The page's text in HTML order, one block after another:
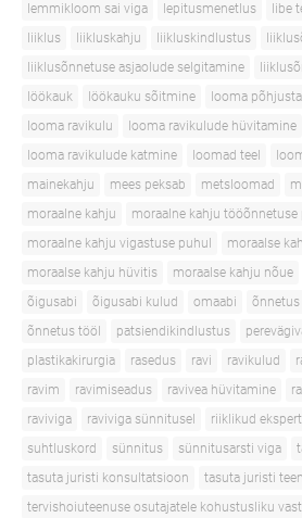
lemmikloom sai viga
lepitusmenetlus libe
liiklus
liikluskahju liikluskindlustus
liiklusõnnetuse asjaolude selgitamine
löökauk
löökauku sõitmine
looma
looma ravikulu
looma ravikulude hüvitamine
looma ravikulude katmine
loomad teel
mainekahju
mees peksab metsloomad
moraalne kahju
moraalne kahju tööõnnetuse
moraalne kahju vigastuse puhul
moraalse
moraalse kahju hüvitis
moraalse kahju nõue
õigusabi
õigusabi kulud omaabi õnnetus
õnnetus tööl
patsiendikindlustus
plastikakirurgia
rasedus ravi ravikulud
ravim
ravimiseadus ravivea hüvitamine
raviviga
raviviga sünnitusel riiklikud
suhtluskord
sünnitus sünnitusarsti viga
tasuta juristi konsultatsioon
tasuta juristi
tervishoiuteenuse osutajatele kohustusliku